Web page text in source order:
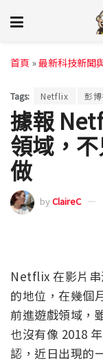
首頁 »最新科技新聞
Tags: Netflix 彭
據報
領域，
做
byClaireC
Netflix 在影片串
的地位，在幾個
前進遊戲領域，
也沒有像 2018
認，近日出現的